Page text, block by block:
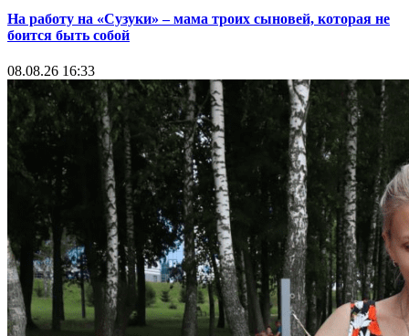
На работу на «Сузуки» – мама троих сыновей, которая не
боится быть собой
08.08.26 16:33